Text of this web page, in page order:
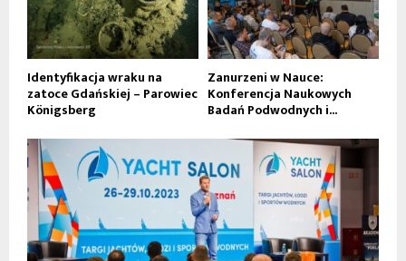
Identyfikacja wraku na
zatoce Gdańskiej – Parowiec
Königsberg
Zanurzeni w Nauce:
Konferencja Naukowych
Badań Podwodnych i...